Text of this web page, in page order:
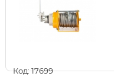
Код: 17699